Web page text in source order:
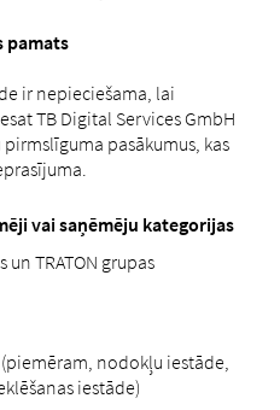
pamats
ir nepieciešama, lai
TB Digital Services GmbH
pasākumus, kas
vai saņēmēju kategorijas
TRATON grupas
nodokļu iestāde,
iestāde)